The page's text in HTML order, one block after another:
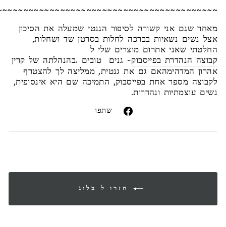
שגם אני קשורה לסיפור הגנטי שמעלה את הסיכון
נשים נשאיות בברכה לחלות בסרטן שד ושחלות,
שאני אתרום מוצרים שלי ל
הנהדרת בפייסבוק- גנים טובים .בהנהלתה של קרין
המדהימהאם גם את גנטית, ממליצה לך להצטרף
מספר אחת בפייסבוק, התמיכה שם היא אינסופית,
עוצמתיות ונהדרות.
שתפו שתפו
חזרו ל בלוג